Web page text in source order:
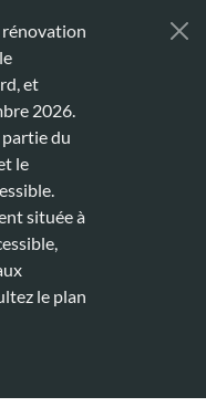
rénovation
et
2026.
du
le
située à
le plan